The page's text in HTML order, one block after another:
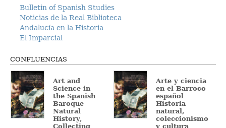
Bulletin of Spanish Studies
Noticias de la Real Biblioteca
Andalucía en la Historia
El Imparcial
CONFLUENCIAS
Art and
Science in
the Spanish
Baroque
Natural
History,
Collecting
Arte y ciencia
en el Barroco
español
Historia
natural,
coleccionismo
y cultura